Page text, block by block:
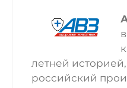
летней
российский